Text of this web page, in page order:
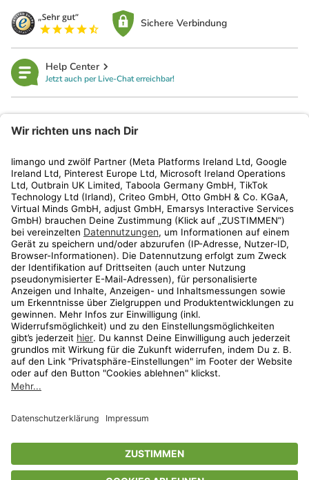
Sichere Verbindung
Help Center
Jetzt auch per Live-Chat erreichbar!
Kundenservice
Shop
Aktionen
Travel
* Streichpreise entsprechen der unverbindlichen Preisempfehlung des